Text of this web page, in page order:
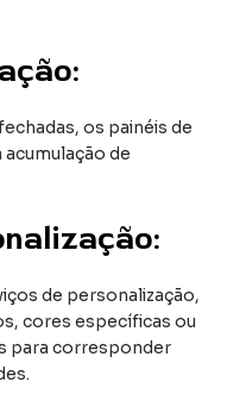
os painéis de
de
de personalização,
cores específicas ou
para corresponder